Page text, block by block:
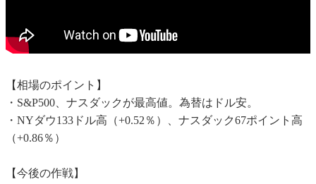
【相場のポイント】
・S&P500、ナスダックが最高値。為替はドル安。
・NYダウ133ドル高（+0.52％）、ナスダック67ポイント高
（+0.86％）
【今後の作戦】